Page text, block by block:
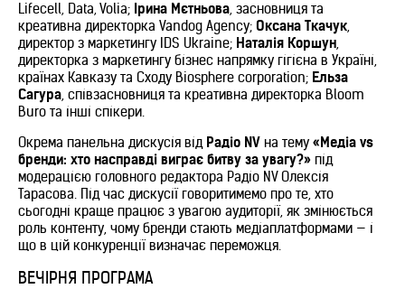
Lifecell, Data, Volia; Ірина Мєтньова, засновниця та
креативна директорка Vandog Agency; Оксана Ткачук,
директор з маркетингу IDS Ukraine; Наталія Коршун,
директорка з маркетингу бізнес напрямку гігієна в Україні,
країнах Кавказу та Сходу Biosphere corporation; Ельза
Сагура, співзасновниця та креативна директорка Bloom
Buro та інші спікери.
Окрема панельна дискусія від Радіо NV на тему «Медіа vs
бренди: хто насправді виграє битву за увагу?» під
модерацією головного редактора Радіо NV Олексія
Тарасова. Під час дискусії говоритимемо про те, хто
сьогодні краще працює з увагою аудиторії, як змінюється
роль контенту, чому бренди стають медіаплатформами — і
що в цій конкуренції визначає переможця.
ВЕЧІРНЯ ПРОГРАМА